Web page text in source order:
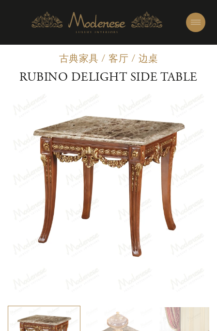
古典家具 / 客厅 / 边桌
RUBINO DELIGHT SIDE TABLE